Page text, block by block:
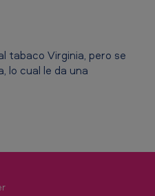
tabaco Virginia, pero se
lo cual le da una